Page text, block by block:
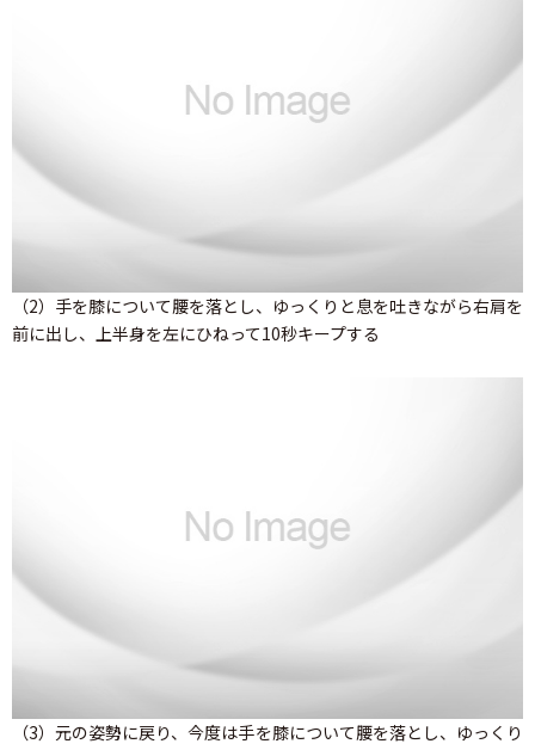
（2）手を膝について腰を落とし、ゆっくりと息を吐きながら右肩を
前に出し、上半身を左にひねって10秒キープする
（3）元の姿勢に戻り、今度は手を膝について腰を落とし、ゆっくり